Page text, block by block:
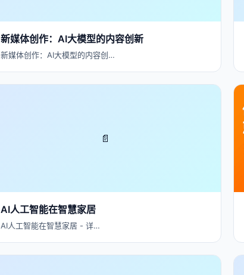
新媒体创作：AI大模型的内容创新
新媒体创作：AI大模型的内容创…
📄
AI人工智能在智慧家居
AI人工智能在智慧家居 - 详…